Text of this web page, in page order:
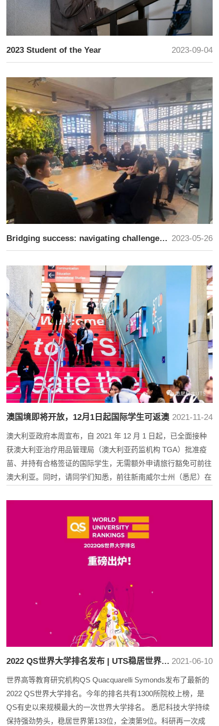
2023-09-04
2023 Student of the Year
2023-05-26
Bridging success: navigating challenges and building solutions
2021-11-24
澳国境即将开放，12月1日起国际学生可返澳
澳大利亚政府本周宣布，自 2021 年 12 月 1 日起，已全面接种
获澳大利亚治疗用品管理局（澳大利亚药监机构 TGA）批准疫
苗、并持有合格签证的国际学生，无需额外申请旅行豁免可前往
澳大利亚。同时，请同学们知悉，前往新南威尔士州（悉尼）在
时查阅自己的邮箱。也请大家持续关注UTS官方微信发布的内
2021-06-10
2022 QS世界大学排名发布 | UTS稳居世界第133，全澳第9位
世界高等教育研究机构QS Quacquarelli Symonds发布了最新的
2022 QS世界大学排名。今年的排名共有1300所院校上榜，是
QS有史以来规模最大的一次世界大学排名。 悉尼科技大学持续
保持强劲势头，稳居世界第133位，全澳第9位。科研再一次成